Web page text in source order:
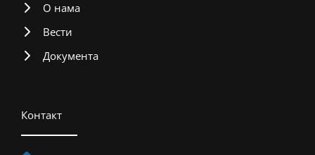
О нама
Вести
Документа
Контакт